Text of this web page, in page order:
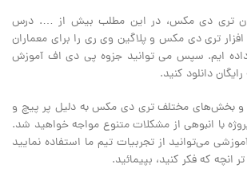
تری دی مکس، در این مطلب بیش از …. درس
تری دی مکس و پلاگین وی ری را برای معماران
داده ایم. سپس می توانید جزوه پی دی اف آموزش
دانلود کنید.
و بخش‌های مختلف تری دی مکس به دلیل پر پیچ و
با انبوهی از مشکلات متنوع مواجه خواهید شد.
می‌توانید از تجربیات تیم ما استفاده نمایید
انچه که فکر کنید، بپیمائید.